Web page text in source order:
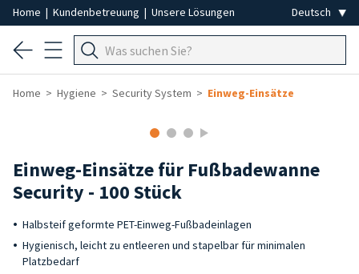
Home | Kundenbetreuung | Unsere Lösungen
Home Hygiene Security System Einweg-Einsätze
Einweg-Einsätze für Fußbadewanne
Security - 100 Stück
Halbsteif geformte PET-Einweg-Fußbadeinlagen
Hygienisch, leicht zu entleeren und stapelbar für minimalen
Platzbedarf